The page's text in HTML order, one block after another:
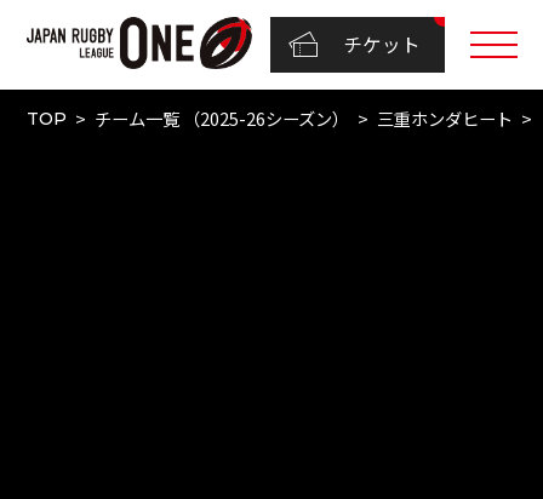
チケット
TOP チーム一覧 （2025-26シーズン） 三重ホンダヒート